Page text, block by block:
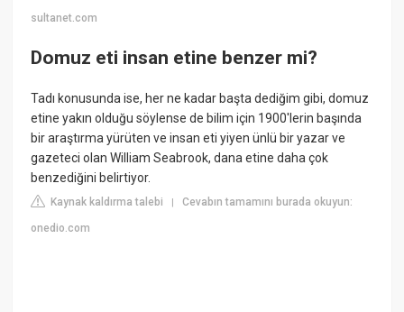
sultanet.com
Domuz eti insan etine benzer mi?
Tadı konusunda ise, her ne kadar başta dediğim gibi, domuz
etine yakın olduğu söylense de bilim için 1900'lerin başında
bir araştırma yürüten ve insan eti yiyen ünlü bir yazar ve
gazeteci olan William Seabrook, dana etine daha çok
benzediğini belirtiyor.
Kaynak kaldırma talebi |Cevabın tamamını burada okuyun:
onedio.com